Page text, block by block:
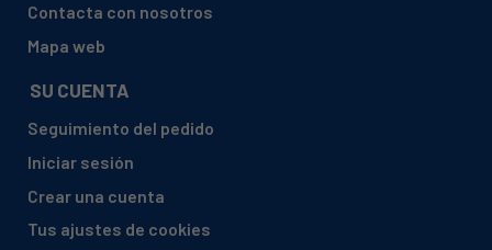
EDESA, 3L41 905271431
EDESA, 3L63 905271468
Contacta con nosotros
Mapa web
SU CUENTA
Seguimiento del pedido
Iniciar sesión
Crear una cuenta
Tus ajustes de cookies